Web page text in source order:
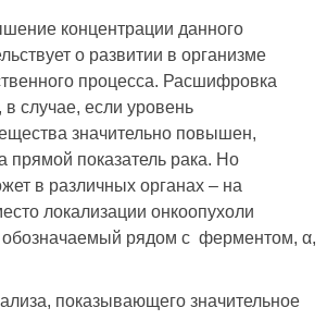
концентрации данного
о развитии в организме
процесса. Расшифровка
случае, если уровень
значительно повышен,
прямой показатель рака. Но
в различных органах – на
локализации онкоопухоли
обозначаемый рядом с ферментом, α,
показывающего значительное